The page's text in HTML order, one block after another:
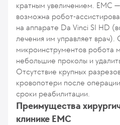
кратным увеличением. ЕМС
возможна робот-
на аппарате Da Vinci SI HD
лечения им управляет
микроинструментов робота
небольшие проколы и
Отсутствие крупных
кровопотери после
сроки реабилитации.
Преимущества
клинике ЕМС